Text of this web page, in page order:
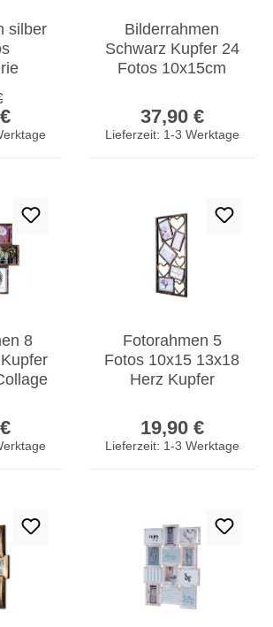
silber
Preis:
Bilderrahmen
Schwarz Kupfer 24
Fotos 10x15cm
Collage Galerie
Wanddeko
37,90 €
Lieferzeit: 1-3 Werktage
8
Fotorahmen 5
Fotos 10x15 13x18
Herz Kupfer
Bilderrahmen
Galerie Wanddeko
19,90 €
Lieferzeit: 1-3 Werktage